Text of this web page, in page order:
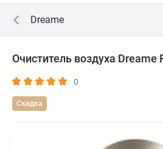
Dreame
Очиститель воздуха Dreame
0
Скидка